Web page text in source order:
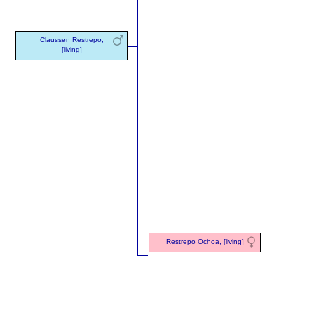
Claussen Restrepo,
[living]
Restrepo Ochoa, [living]